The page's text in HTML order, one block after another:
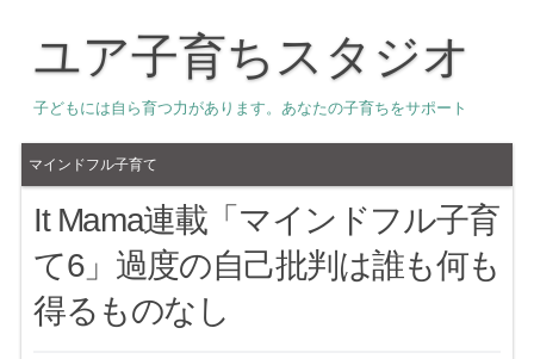
ユア子育ちスタジオ
子どもには自ら育つ力があります。あなたの子育ちをサポート
マインドフル子育て
It Mama連載「マインドフル子育
て6」過度の自己批判は誰も何も
得るものなし